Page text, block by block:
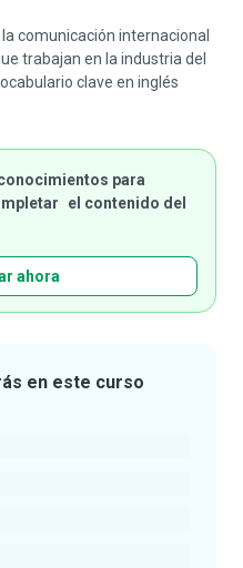
comunicación internacional
trabajan en la industria del
clave en inglés
para
el contenido del
ahora
en este curso